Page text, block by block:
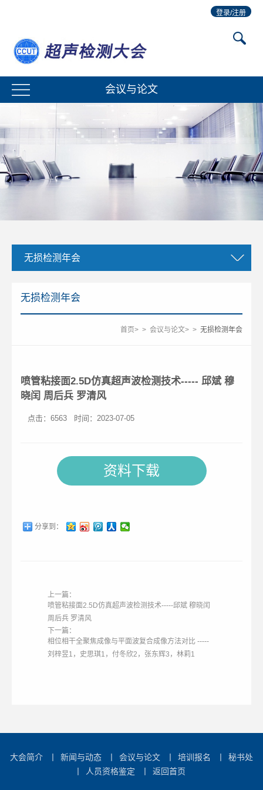
登录/注册
会议与论文
无损检测年会
无损检测年会
首页> > 会议与论文> > 无损检测年会
喷管粘接面2.5D仿真超声波检测技术----- 邱斌 穆
晓闰 周后兵 罗清风
点击： 6563 时间：2023-07-05
资料下载
分享到：
上一篇：
喷管粘接面2.5D仿真超声波检测技术-----邱斌 穆晓闰
周后兵 罗清风
下一篇：
相位相干全聚焦成像与平面波复合成像方法对比 -----
刘梓昱1，史思琪1，付冬欣2，张东辉3，林莉1
大会简介 新闻与动态 会议与论文 培训报名
秘书处
人员资格鉴定 返回首页